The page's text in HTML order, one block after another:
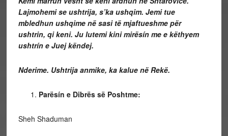
Lajmohemi se ushtrija, s’ka ushqim. Jemi tue
mbledhun ushqime në sasi të mjaftueshme për
ushtrin, qi keni. Ju lutemi kini mirësín me e këthyem
ushtrín e Juej këndej.
Nderime. Ushtrija anmike, ka kalue në Rekë.
Parësín e Dibrës së Poshtme:
Sheh Shaduman